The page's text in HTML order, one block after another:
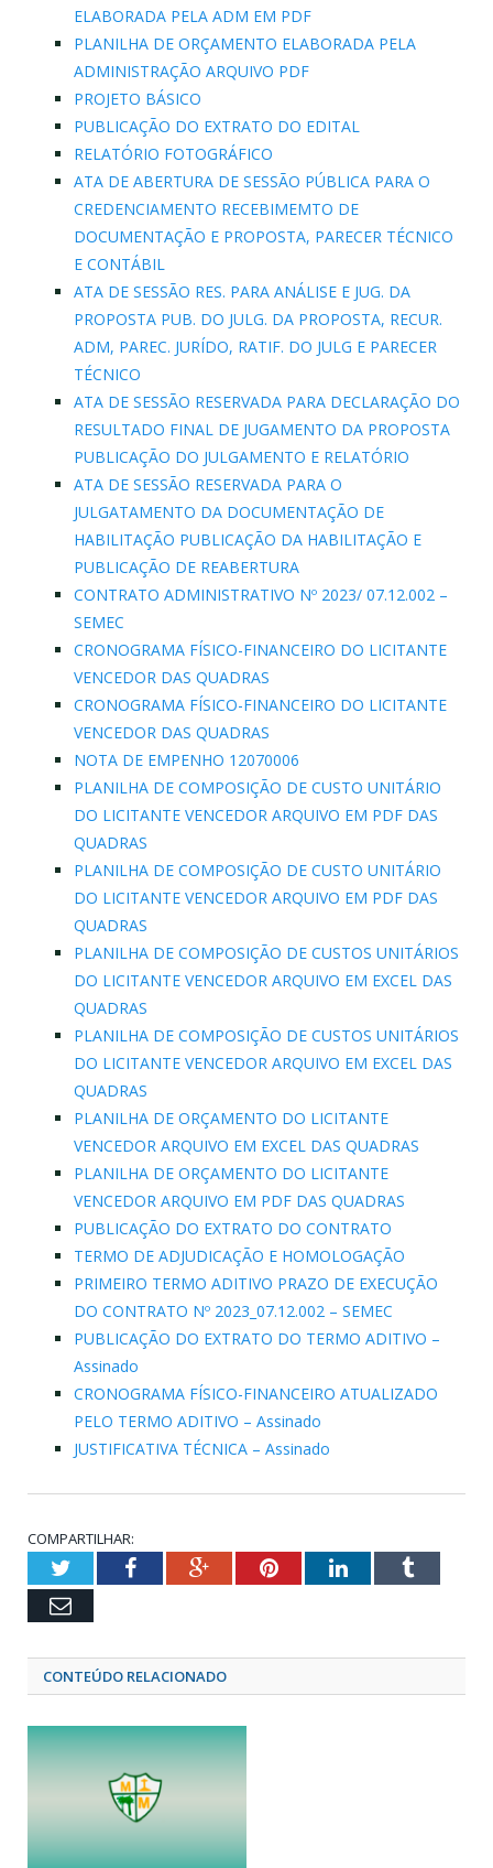
ELABORADA PELA ADM EM PDF
PLANILHA DE ORÇAMENTO ELABORADA PELA
ADMINISTRAÇÃO ARQUIVO PDF
PROJETO BÁSICO
PUBLICAÇÃO DO EXTRATO DO EDITAL
RELATÓRIO FOTOGRÁFICO
ATA DE ABERTURA DE SESSÃO PÚBLICA PARA O
CREDENCIAMENTO RECEBIMEMTO DE
DOCUMENTAÇÃO E PROPOSTA, PARECER TÉCNICO
E CONTÁBIL
ATA DE SESSÃO RES. PARA ANÁLISE E JUG. DA
PROPOSTA PUB. DO JULG. DA PROPOSTA, RECUR.
ADM, PAREC. JURÍDO, RATIF. DO JULG E PARECER
TÉCNICO
ATA DE SESSÃO RESERVADA PARA DECLARAÇÃO DO
RESULTADO FINAL DE JUGAMENTO DA PROPOSTA
PUBLICAÇÃO DO JULGAMENTO E RELATÓRIO
ATA DE SESSÃO RESERVADA PARA O
JULGATAMENTO DA DOCUMENTAÇÃO DE
HABILITAÇÃO PUBLICAÇÃO DA HABILITAÇÃO E
PUBLICAÇÃO DE REABERTURA
CONTRATO ADMINISTRATIVO Nº 2023/ 07.12.002 –
SEMEC
CRONOGRAMA FÍSICO-FINANCEIRO DO LICITANTE
VENCEDOR DAS QUADRAS
CRONOGRAMA FÍSICO-FINANCEIRO DO LICITANTE
VENCEDOR DAS QUADRAS
NOTA DE EMPENHO 12070006
PLANILHA DE COMPOSIÇÃO DE CUSTO UNITÁRIO
DO LICITANTE VENCEDOR ARQUIVO EM PDF DAS
QUADRAS
PLANILHA DE COMPOSIÇÃO DE CUSTO UNITÁRIO
DO LICITANTE VENCEDOR ARQUIVO EM PDF DAS
QUADRAS
PLANILHA DE COMPOSIÇÃO DE CUSTOS UNITÁRIOS
DO LICITANTE VENCEDOR ARQUIVO EM EXCEL DAS
QUADRAS
PLANILHA DE COMPOSIÇÃO DE CUSTOS UNITÁRIOS
DO LICITANTE VENCEDOR ARQUIVO EM EXCEL DAS
QUADRAS
PLANILHA DE ORÇAMENTO DO LICITANTE
VENCEDOR ARQUIVO EM EXCEL DAS QUADRAS
PLANILHA DE ORÇAMENTO DO LICITANTE
VENCEDOR ARQUIVO EM PDF DAS QUADRAS
PUBLICAÇÃO DO EXTRATO DO CONTRATO
TERMO DE ADJUDICAÇÃO E HOMOLOGAÇÃO
PRIMEIRO TERMO ADITIVO PRAZO DE EXECUÇÃO
DO CONTRATO Nº 2023_07.12.002 – SEMEC
PUBLICAÇÃO DO EXTRATO DO TERMO ADITIVO –
Assinado
CRONOGRAMA FÍSICO-FINANCEIRO ATUALIZADO
PELO TERMO ADITIVO – Assinado
JUSTIFICATIVA TÉCNICA – Assinado
COMPARTILHAR:
TwitterFacebookGoogle+PinterestLinkedInTumblr
Email
CONTEÚDO RELACIONADO